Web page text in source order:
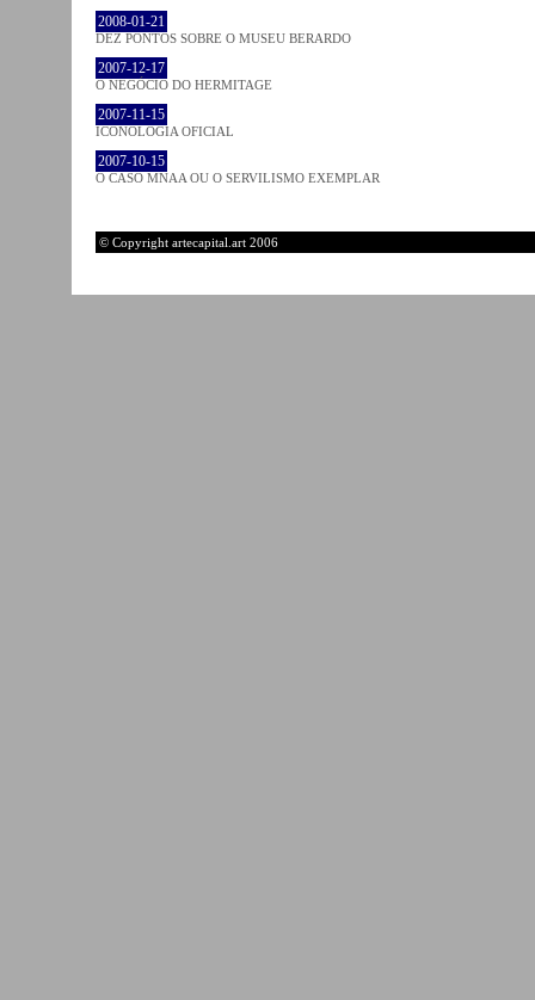
2008-01-21
DEZ PONTOS SOBRE O MUSEU BERARDO
2007-12-17
O NEGÓCIO DO HERMITAGE
2007-11-15
ICONOLOGIA OFICIAL
2007-10-15
O CASO MNAA OU O SERVILISMO EXEMPLAR
© Copyright artecapital.art 2006